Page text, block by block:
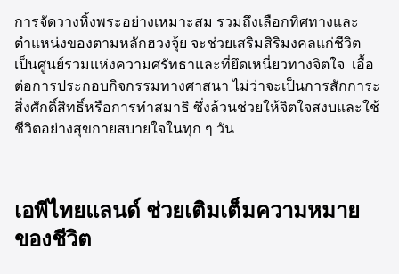
การจัดวางหิ้งพระอย่างเหมาะสม รวมถึงเลือกทิศทางและ
ตำแหน่งของตามหลักฮวงจุ้ย จะช่วยเสริมสิริมงคลแก่ชีวิต
เป็นศูนย์รวมแห่งความศรัทธาและที่ยึดเหนี่ยวทางจิตใจ เอื้อ
ต่อการประกอบกิจกรรมทางศาสนา ไม่ว่าจะเป็นการสักการะ
สิ่งศักดิ์สิทธิ์หรือการทำสมาธิ ซึ่งล้วนช่วยให้จิตใจสงบและใช้
ชีวิตอย่างสุขกายสบายใจในทุก ๆ วัน
เอพีไทยแลนด์ ช่วยเติมเต็มความหมาย
ของชีวิต